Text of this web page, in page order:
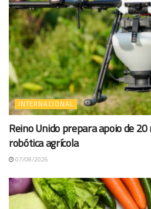
INTERNACIONAL
Reino Unido prepara apoio de
robótica agrícola
07/08/2026